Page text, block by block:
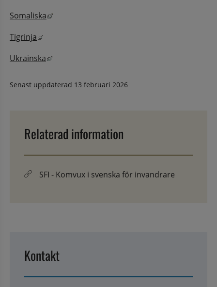
Somaliska Länk till annan webbplats, öppnas i nytt
Tigrinja Länk till annan webbplats, öppnas i nytt fönster.
Ukrainska Länk till annan webbplats, öppnas i nytt
Senast uppdaterad 13 februari 2026
Relaterad information
SFI - Komvux i svenska för invandrare
Kontakt